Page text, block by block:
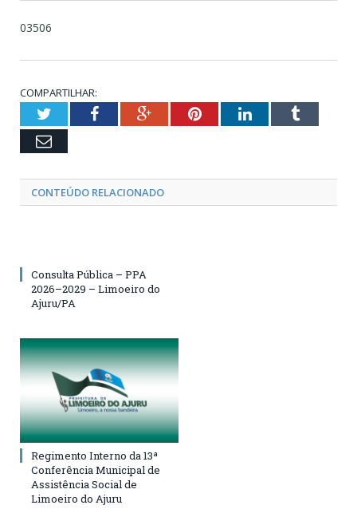
03506
COMPARTILHAR:
TwitterFacebookGoogle+PinterestLinkedInTumblr
Email
CONTEÚDO RELACIONADO
Consulta Pública – PPA
2026–2029 – Limoeiro do
Ajuru/PA
Regimento Interno da 13ª
Conferência Municipal de
Assistência Social de
Limoeiro do Ajuru